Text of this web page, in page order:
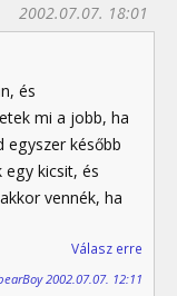
2002.07.07. 18:01
és
mi a jobb, ha
egyszer később
kicsit, és
vennék, ha
Válasz erre
2002.07.07. 12:11